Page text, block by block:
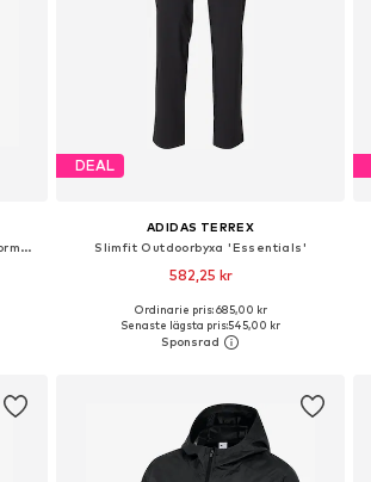
Funktionstopp 'Women's Solid Performance Short Sleeve Polo'
DEAL
ADIDAS TERREX
Slimfit Outdoorbyxa 'Essentials'
582,25 kr
Tillgängliga storlekar: XS, S, M
Lägg till i varukorgen
Ordinarie pris: 685,00 kr
Senaste lägsta pris:545,00 kr